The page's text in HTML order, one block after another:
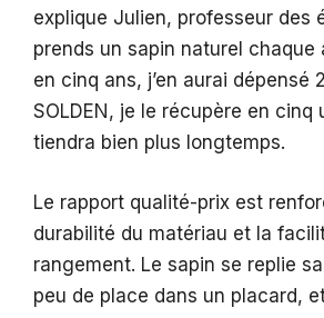
explique Julien, professeur des
prends un sapin naturel chaque
en cinq ans, j’en aurai dépensé
SOLDEN, je le récupère en cinq
tiendra bien plus longtemps.
Le rapport qualité-prix est
durabilité du matériau et la
rangement. Le sapin se replie
peu de place dans un placard,